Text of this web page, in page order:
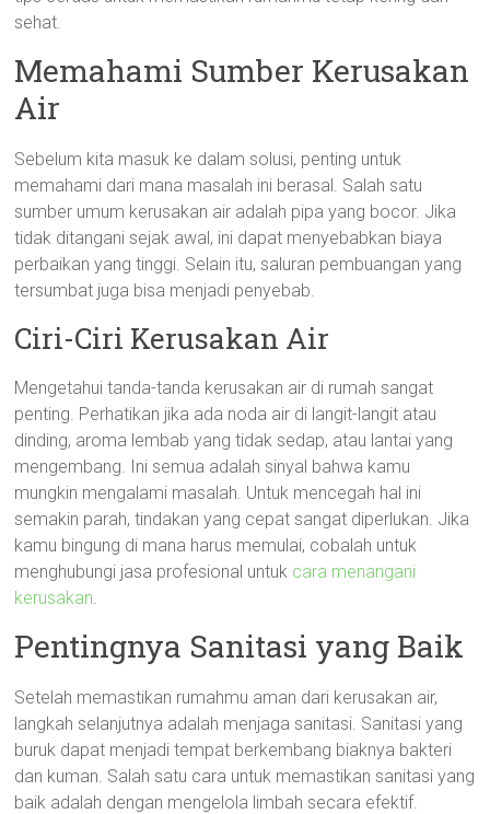
sehat.
Memahami Sumber Kerusakan
Air
Sebelum kita masuk ke dalam solusi, penting untuk
memahami dari mana masalah ini berasal. Salah satu
sumber umum kerusakan air adalah pipa yang bocor. Jika
tidak ditangani sejak awal, ini dapat menyebabkan biaya
perbaikan yang tinggi. Selain itu, saluran pembuangan yang
tersumbat juga bisa menjadi penyebab.
Ciri-Ciri Kerusakan Air
Mengetahui tanda-tanda kerusakan air di rumah sangat
penting. Perhatikan jika ada noda air di langit-langit atau
dinding, aroma lembab yang tidak sedap, atau lantai yang
mengembang. Ini semua adalah sinyal bahwa kamu
mungkin mengalami masalah. Untuk mencegah hal ini
semakin parah, tindakan yang cepat sangat diperlukan. Jika
kamu bingung di mana harus memulai, cobalah untuk
menghubungi jasa profesional untuk cara menangani
kerusakan.
Pentingnya Sanitasi yang Baik
Setelah memastikan rumahmu aman dari kerusakan air,
langkah selanjutnya adalah menjaga sanitasi. Sanitasi yang
buruk dapat menjadi tempat berkembang biaknya bakteri
dan kuman. Salah satu cara untuk memastikan sanitasi yang
baik adalah dengan mengelola limbah secara efektif.